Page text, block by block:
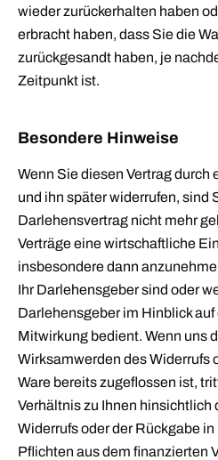
wieder zurückerhalten haben
erbracht haben, dass Sie die
zurückgesandt haben, je
Zeitpunkt ist.
Besondere Hinweise
Wenn Sie diesen Vertrag durch
und ihn später widerrufen, sind
Darlehensvertrag nicht mehr
Verträge eine wirtschaftliche
insbesondere dann
Ihr Darlehensgeber sind oder
Darlehensgeber im Hinblick
Mitwirkung bedient. Wenn uns
Wirksamwerden des Widerrufs
Ware bereits zugeflossen ist,
Verhältnis zu Ihnen hinsichtlich
Widerrufs oder der Rückgabe
Pflichten aus dem finanzierten